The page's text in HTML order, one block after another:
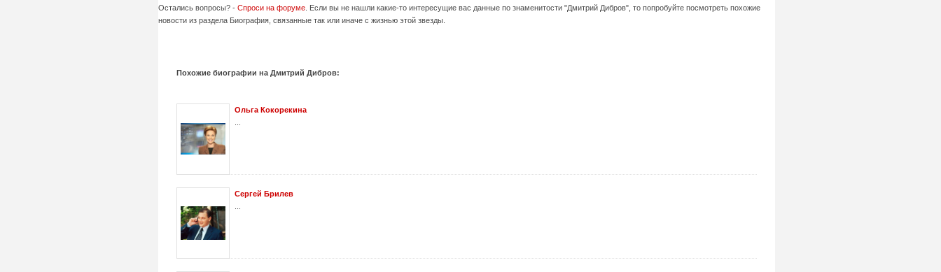
Остались вопросы? - Спроси на форуме. Если вы не нашли какие-то интересущие вас данные по знаменитости "Дмитрий Дибров", то попробуйте посмотреть похожие
новости из раздела Биография, связанные так или иначе с жизнью этой звезды.
Похожие биографии на Дмитрий Дибров:
Ольга Кокорекина
Сергей Брилев